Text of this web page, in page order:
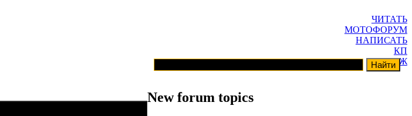
ЧИТАТЬ
МОТОФОРУМ
НАПИСАТЬ
КП
ГАРАЖ
New forum topics